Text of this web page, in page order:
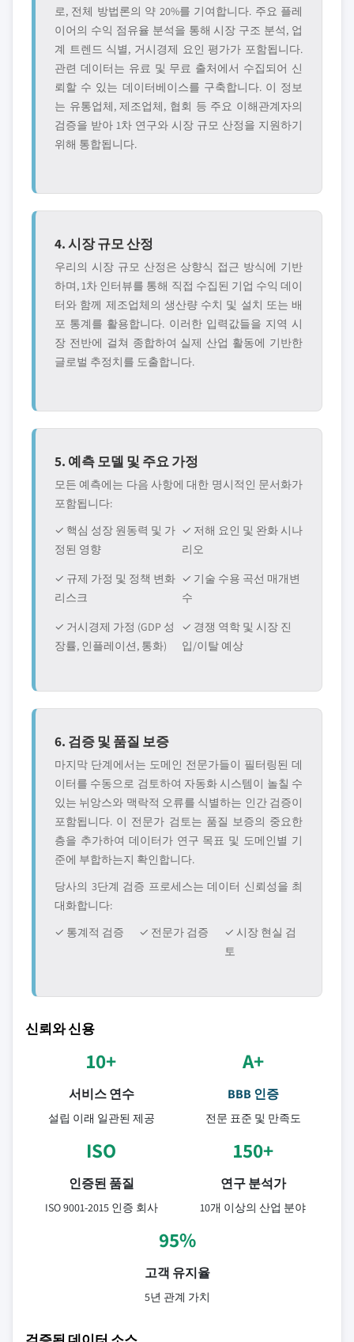
로, 전체 방법론의 약 20%를 기여합니다. 주요 플레
이어의 수익 점유율 분석을 통해 시장 구조 분석, 업
계 트렌드 식별, 거시경제 요인 평가가 포함됩니다.
관련 데이터는 유료 및 무료 출처에서 수집되어 신
뢰할 수 있는 데이터베이스를 구축합니다. 이 정보
는 유통업체, 제조업체, 협회 등 주요 이해관계자의
검증을 받아 1차 연구와 시장 규모 산정을 지원하기
위해 통합됩니다.
4. 시장 규모 산정
우리의 시장 규모 산정은 상향식 접근 방식에 기반
하며, 1차 인터뷰를 통해 직접 수집된 기업 수익 데이
터와 함께 제조업체의 생산량 수치 및 설치 또는 배
포 통계를 활용합니다. 이러한 입력값들을 지역 시
장 전반에 걸쳐 종합하여 실제 산업 활동에 기반한
글로벌 추정치를 도출합니다.
5. 예측 모델 및 주요 가정
모든 예측에는 다음 사항에 대한 명시적인 문서화가
포함됩니다:
✓ 핵심 성장 원동력 및 가
정된 영향
✓ 저해 요인 및 완화 시나
리오
✓ 규제 가정 및 정책 변화
리스크
✓ 기술 수용 곡선 매개변
수
✓ 거시경제 가정 (GDP 성
장률, 인플레이션, 통화)
✓ 경쟁 역학 및 시장 진
입/이탈 예상
6. 검증 및 품질 보증
마지막 단계에서는 도메인 전문가들이 필터링된 데
이터를 수동으로 검토하여 자동화 시스템이 놀칠 수
있는 뉘앙스와 맥락적 오류를 식별하는 인간 검증이
포함됩니다. 이 전문가 검토는 품질 보증의 중요한
층을 추가하여 데이터가 연구 목표 및 도메인별 기
준에 부합하는지 확인합니다.
당사의 3단계 검증 프로세스는 데이터 신뢰성을 최
대화합니다:
✓ 통계적 검증
✓ 전문가 검증
✓ 시장 현실 검
토
신뢰와 신용
10+
서비스 연수
설립 이래 일관된 제공
A+
BBB 인증
전문 표준 및 만족도
ISO
인증된 품질
ISO 9001-2015 인증 회사
150+
연구 분석가
10개 이상의 산업 분야
95%
고객 유지율
5년 관계 가치